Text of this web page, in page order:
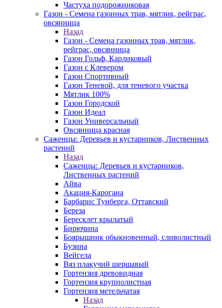
Частуха подорожниковая
Газон - Семена газонных трав, мятлик, рейграс,
овсянница
Назад
Газон - Семена газонных трав, мятлик,
рейграс, овсянница
Газон Гольф, Карликовый
Газон с Клевером
Газон Спортивный
Газон Теневой, для теневого участка
Мятлик 100%
Газон Городской
Газон Идеал
Газон Универсальный
Овсянница красная
Саженцы: Деревьев и кустарников, Лиственных
растений
Назад
Саженцы: Деревьев и кустарников,
Лиственных растений
Айва
Акация-Карогана
Барбарис Тунберга, Оттавский
Береза
Бересклет крылатый
Бирючина
Боярышник обыкновенный, сливолистный
Бузина
Вейгела
Вяз плакучий шершавый
Гортензия древовидная
Гортензия крупнолистная
Гортензия метельчатая
Назад